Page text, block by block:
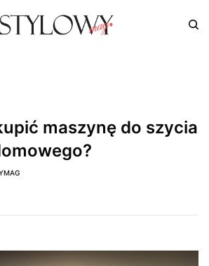
maszynę do szycia